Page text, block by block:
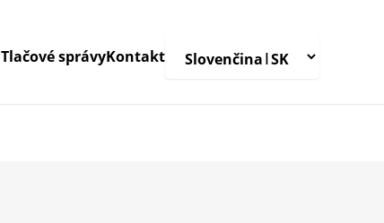
Tlačové správyKontakt